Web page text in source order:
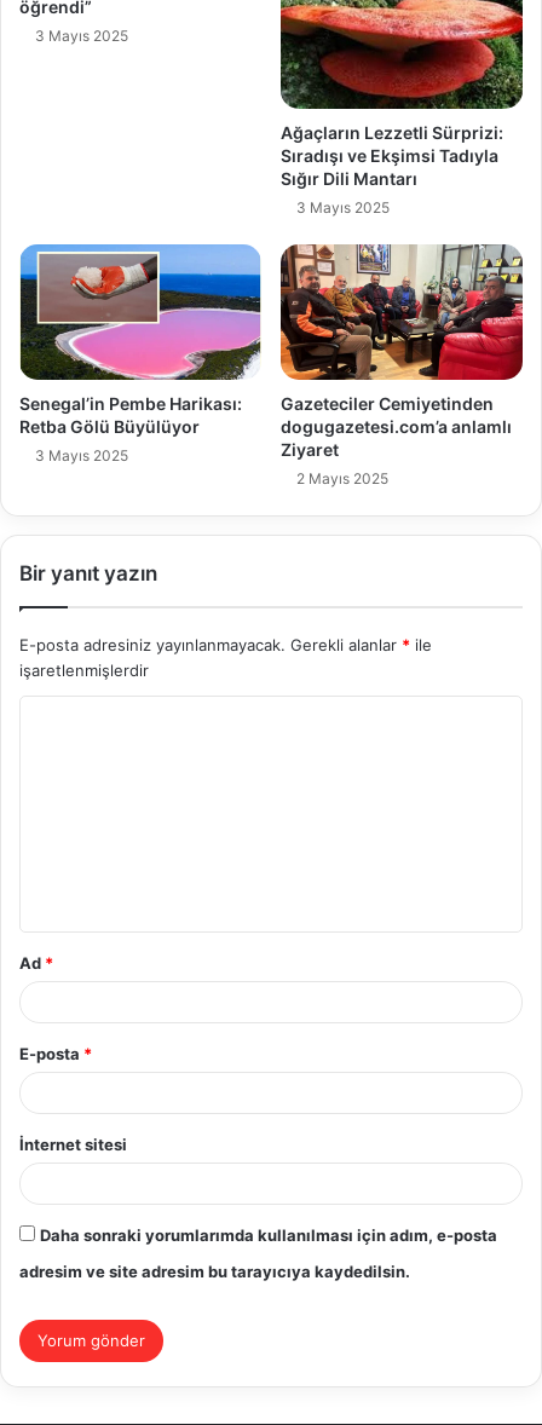
öğrendi”
3 Mayıs 2025
Ağaçların Lezzetli Sürprizi:
Sıradışı ve Ekşimsi Tadıyla
Sığır Dili Mantarı
3 Mayıs 2025
Senegal’in Pembe Harikası:
Retba Gölü Büyülüyor
3 Mayıs 2025
Gazeteciler Cemiyetinden
dogugazetesi.com’a anlamlı
Ziyaret
2 Mayıs 2025
Bir yanıt yazın
E-posta adresiniz yayınlanmayacak. Gerekli alanlar * ile
işaretlenmişlerdir
Ad *
E-posta *
İnternet sitesi
Daha sonraki yorumlarımda kullanılması için adım, e-posta
adresim ve site adresim bu tarayıcıya kaydedilsin.